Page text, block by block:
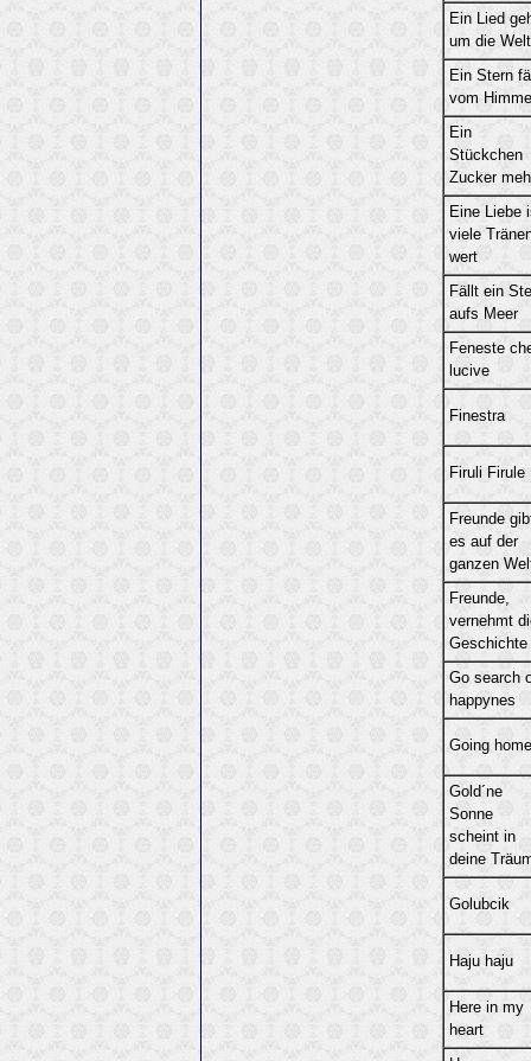
Ein Lied
um die Welt
Ein Stern
vom
Ein
Stückchen
Zucker
Eine Liebe
viele
wert
Fällt ein
aufs Meer
Feneste
lucive
Finestra
Firuli Firule
Freunde
es auf der
ganzen
Freunde,
vernehmt
Geschichte
Go search
happynes
Going home
Gold´ne
Sonne
scheint in
deine
Golubcik
Haju haju
Here in my
heart